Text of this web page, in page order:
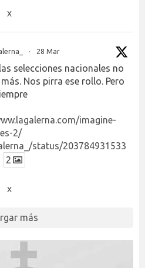
X
· 28 Mar
selecciones nacionales no
Nos pirra ese rollo. Pero
imagine-
2/
status/203784931533
2
X
más